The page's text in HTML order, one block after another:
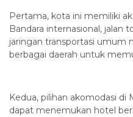
Pertama, kota ini memiliki
Bandara internasional, jalan
jaringan transportasi umum
berbagai daerah untuk
Kedua, pilihan akomodasi di
dapat menemukan hotel